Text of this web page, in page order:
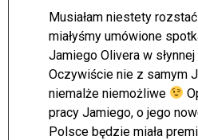
Musiałam niestety
miałyśmy umówione
Jamiego Olivera w
Oczywiście nie z samym
niemalże niemożliwe
pracy Jamiego, o jego
Polsce będzie miała